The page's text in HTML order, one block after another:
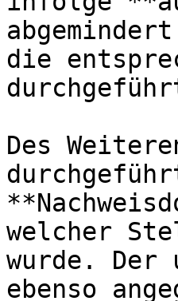
die
Des
welcher
wurde. Der
ebenso